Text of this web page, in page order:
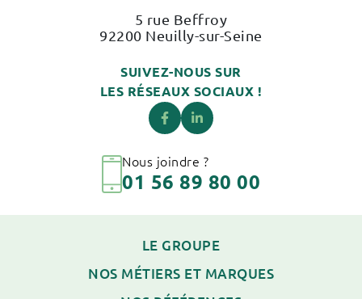
5 rue Beffroy
92200 Neuilly-sur-Seine
SUIVEZ-NOUS SUR
LES RÉSEAUX SOCIAUX !
Nous joindre ?
01 56 89 80 00
LE GROUPE
NOS MÉTIERS ET MARQUES